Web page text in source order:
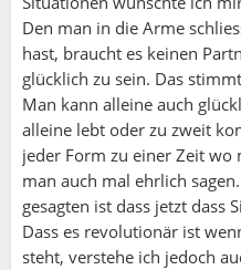
Den man in die Arme
hast, braucht es keinen
glücklich zu sein. Das
Man kann alleine auch
alleine lebt oder zu zweit
jeder Form zu einer Zeit wo
man auch mal ehrlich
gesagten ist dass jetzt dass
Dass es revolutionär ist
steht, verstehe ich jedoch
Marina:
Ola:
Liebe Ruth,